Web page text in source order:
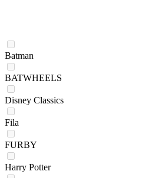
Batman
BATWHEELS
Disney Classics
Fila
FURBY
Harry Potter